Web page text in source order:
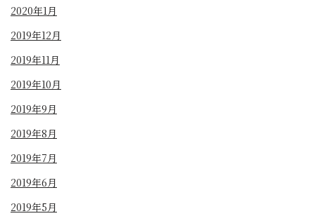
2020年1月
2019年12月
2019年11月
2019年10月
2019年9月
2019年8月
2019年7月
2019年6月
2019年5月